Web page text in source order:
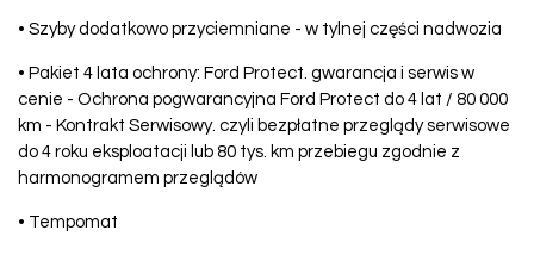
• Szyby dodatkowo przyciemniane - w tylnej części nadwozia
• Pakiet 4 lata ochrony: Ford Protect. gwarancja i serwis w
cenie - Ochrona pogwarancyjna Ford Protect do 4 lat / 80 000
km - Kontrakt Serwisowy. czyli bezpłatne przeglądy serwisowe
do 4 roku eksploatacji lub 80 tys. km przebiegu zgodnie z
harmonogramem przeglądów
• Tempomat